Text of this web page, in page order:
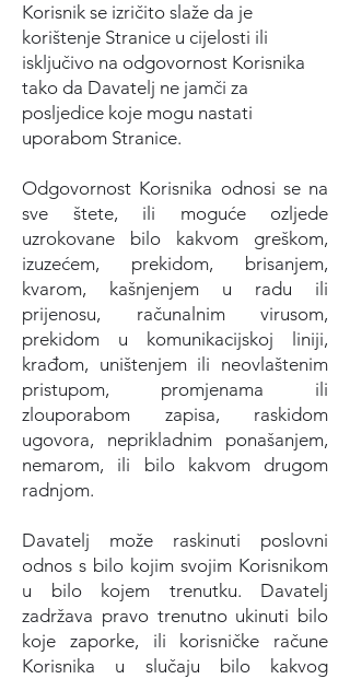
Korisnik se izričito slaže da je
korištenje Stranice u cijelosti ili
isključivo na odgovornost Korisnika
tako da Davatelj ne jamči za
posljedice koje mogu nastati
uporabom Stranice.
Odgovornost Korisnika odnosi se na
sve štete, ili moguće ozljede
uzrokovane bilo kakvom greškom,
izuzećem, prekidom, brisanjem,
kvarom, kašnjenjem u radu ili
prijenosu, računalnim virusom,
prekidom u komunikacijskoj liniji,
krađom, uništenjem ili neovlaštenim
pristupom, promjenama ili
zlouporabom zapisa, raskidom
ugovora, neprikladnim ponašanjem,
nemarom, ili bilo kakvom drugom
radnjom.
Davatelj može raskinuti poslovni
odnos s bilo kojim svojim Korisnikom
u bilo kojem trenutku. Davatelj
zadržava pravo trenutno ukinuti bilo
koje zaporke, ili korisničke račune
Korisnika u slučaju bilo kakvog